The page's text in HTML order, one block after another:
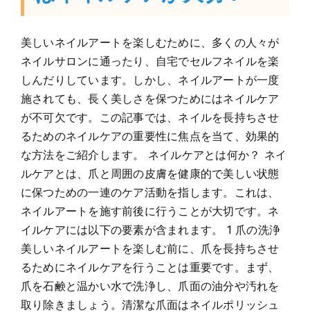
美しいネイルアートを楽しむために、多くの人々が
ネイルサロンに通ったり、自宅でセルフネイルを楽
しんだりしています。しかし、ネイルアートが一度
施されても、長く美しさを保つためにはネイルケア
が不可欠です。この記事では、ネイルを長持ちさせ
るためのネイルケアの重要性に焦点を当て、効果的
な方法をご紹介します。 ネイルケアとは何か？ ネイ
ルケアとは、爪と周囲の皮膚を健康的で美しい状態
に保つための一連のケア活動を指します。これは、
ネイルアートを施す前後に行うことが大切です。ネ
イルケアには以下の要素が含まれます。 1 爪の洗浄
美しいネイルアートを楽しむ前に、爪を長持ちさせ
るためにネイルケアを行うことは重要です。まず、
爪を石鹸と温かい水で洗浄し、爪面の油分や汚れを
取り除きましょう。清潔な爪面はネイルポリッシュ